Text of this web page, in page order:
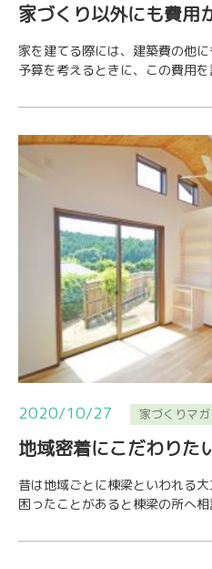
家づくり以外にも費用
家を建てる際には、建築費の他
予算を考えるときに、この費用
2020/10/27 家づくりマ
地域密着にこだわりた
昔は地域ごとに棟梁といわれる
困ったことがあると棟梁の所へ